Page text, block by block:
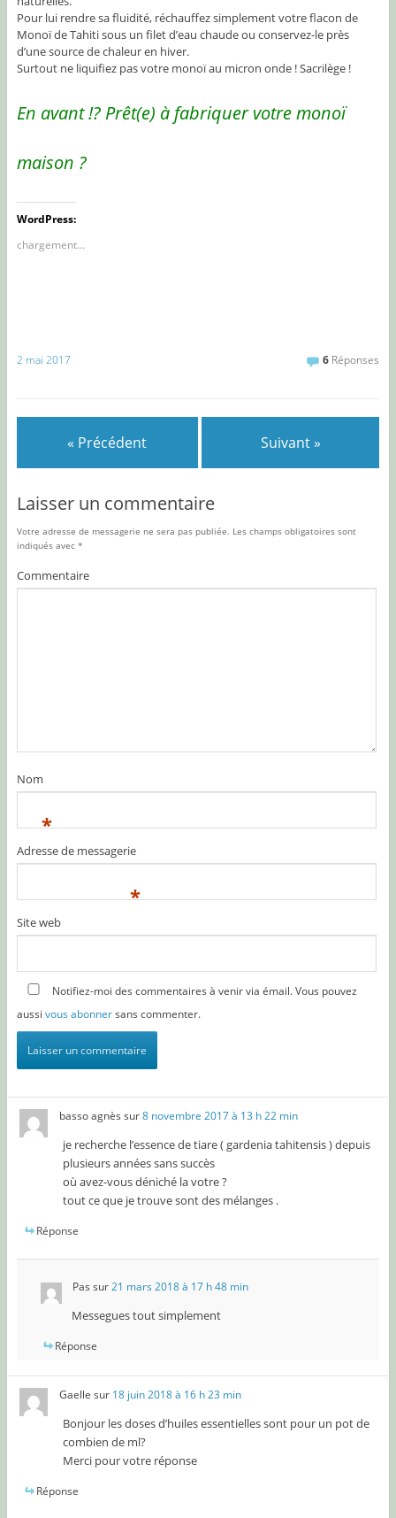
Pour lui rendre sa fluidité, réchauffez simplement votre flacon de
Monoï de Tahiti sous un filet d’eau chaude ou conservez-le près
d’une source de chaleur en hiver.
Surtout ne liquifiez pas votre monoï au micron onde ! Sacrilège !
En avant !? Prêt(e) à fabriquer votre monoï
maison ?
WordPress:
chargement…
2 mai 2017 6 Réponses
« Précédent Suivant »
Laisser un commentaire
Votre adresse de messagerie ne sera pas publiée. Les champs obligatoires sont
indiqués avec *
Commentaire
Nom
*
Adresse de messagerie
*
Site web
Notifiez-moi des commentaires à venir via émail. Vous pouvez
aussi vous abonnersans commenter.
basso agnès sur8 novembre 2017 à 13 h 22 min
je recherche l’essence de tiare ( gardenia tahitensis ) depuis
plusieurs années sans succès
où avez-vous déniché la votre ?
tout ce que je trouve sont des mélanges .
Réponse
Pas sur21 mars 2018 à 17 h 48 min
Messegues tout simplement
Réponse
Gaelle sur 18 juin 2018 à 16 h 23 min
Bonjour les doses d’huiles essentielles sont pour un pot de
combien de ml?
Merci pour votre réponse
Réponse